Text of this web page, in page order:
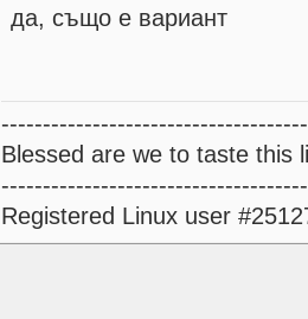
да, също е вариант
Blessed are we to taste this
Registered Linux user